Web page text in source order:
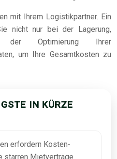
mit Ihrem Logistikpartner. Ein
nicht nur bei der Lagerung,
Optimierung Ihrer
um Ihre Gesamtkosten zu
IN KÜRZE
erfordern Kosten-
starren Mietverträge.